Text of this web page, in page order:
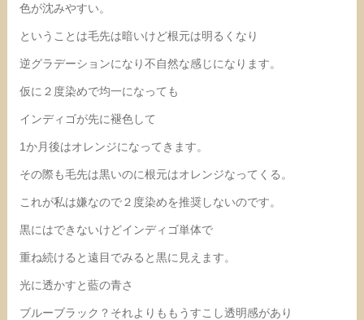
色が沈みやすい。
ということは毛先は暗いけど根元は明るくなり
逆グラデーションになり不自然な感じになります。
仮に２度染めで均一になっても
インディゴが先に褪色して
1か月後はオレンジになってきます。
その際も毛先は黒いのに根元はオレンジなってくる。
これが私は嫌なので２度染めを推奨しないのです。
黒にはできないけどインディゴ単体で
重ね続けると遠目でみると黒に見えます。
光に透かすと藍の青さ
ブルーブラック？それよりももうすこし透明感があり